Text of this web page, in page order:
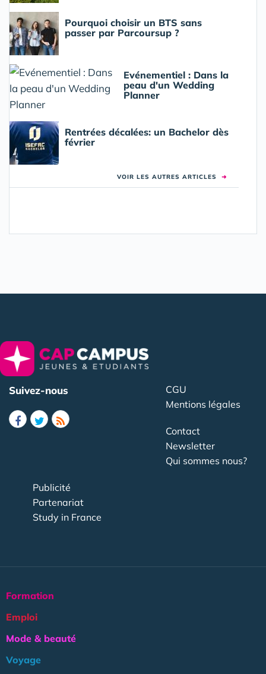
Pourquoi choisir un BTS sans
passer par Parcoursup ?
Evénementiel : Dans la
peau d'un Wedding
Planner
Rentrées décalées: un Bachelor dès
février
VOIR LES AUTRES ARTICLES ➜
Suivez-nous
CGU
Mentions légales
Contact
Newsletter
Qui sommes nous?
Publicité
Partenariat
Study in France
Formation
Emploi
Mode & beauté
Voyage